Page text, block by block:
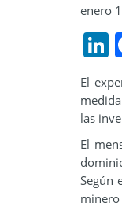
enero
El
las
El
Según